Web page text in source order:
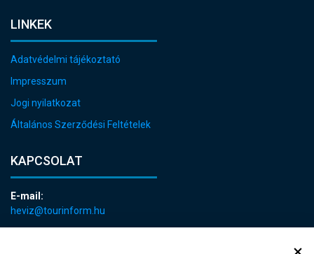
LINKEK
Adatvédelmi tájékoztató
Impresszum
Jogi nyilatkozat
Általános Szerződési Feltételek
KAPCSOLAT
E-mail:
heviz@tourinform.hu